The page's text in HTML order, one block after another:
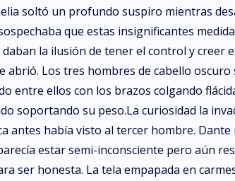
soltó un profundo suspiro mientras
que estas insignificantes
la ilusión de tener el control y creer
abrió. Los tres hombres de cabello
entre ellos con los brazos colgando
soportando su peso.La curiosidad la
antes había visto al tercer hombre.
estar semi-inconsciente pero aún
ser honesta. La tela empapada en